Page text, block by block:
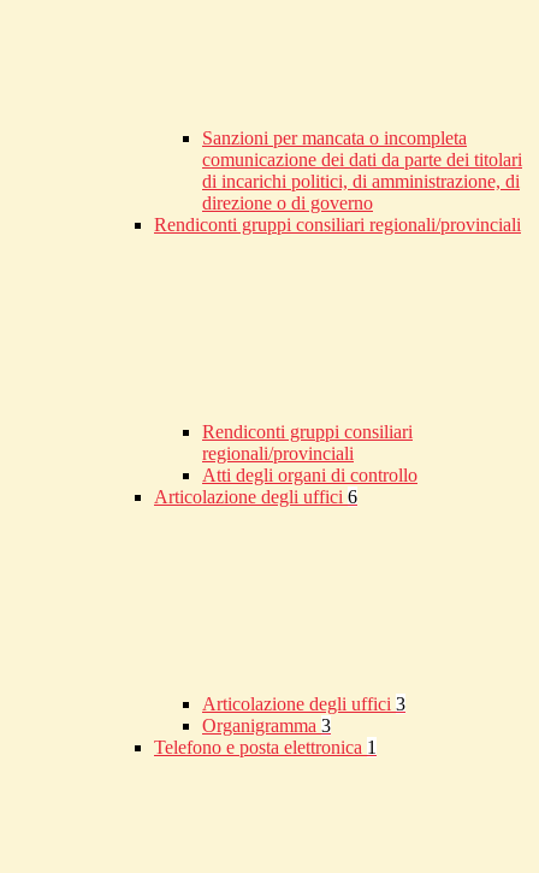
Sanzioni per mancata o incompleta
comunicazione dei dati da parte dei titolari
di incarichi politici, di amministrazione, di
direzione o di governo
Rendiconti gruppi consiliari regionali/provinciali
Rendiconti gruppi consiliari
regionali/provinciali
Atti degli organi di controllo
Articolazione degli uffici 6
Articolazione degli uffici 3
Organigramma 3
Telefono e posta elettronica 1